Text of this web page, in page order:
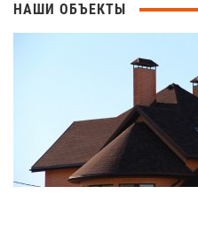
НАШИ ОБЪЕКТЫ